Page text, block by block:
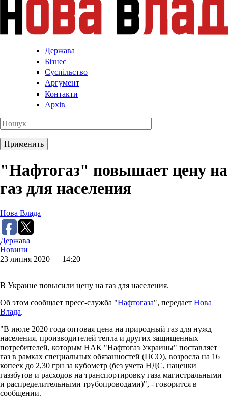
Держава
Бізнес
Суспільство
Аргумент
Контакти
Архів
"Нафтогаз" повышает цену на
газ для населения
Нова Влада
Держава
Новини
23 липня 2020 — 14:20
В Украине повысили цену на газ для населения.
Об этом сообщает пресс-служба "Нафтогаза", передает Нова
Влада.
"В июле 2020 года оптовая цена на природный газ для нужд
населения, производителей тепла и других защищенных
потребителей, которым НАК "Нафтогаз Украины" поставляет
газ в рамках специальных обязанностей (ПСО), возросла на 16
копеек до 2,30 грн за кубометр (без учета НДС, наценки
газзбутов и расходов на транспортировку газа магистральными
и распределительными трубопроводами)", - говорится в
сообщении.